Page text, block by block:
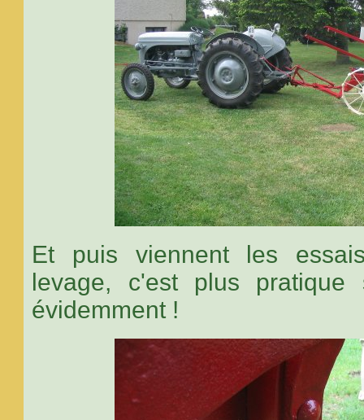
Et puis viennent les
levage, c'est plus
évidemment !